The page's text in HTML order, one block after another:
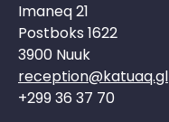
Imaneq 21
Postboks 1622
3900 Nuuk
reception@katuaq.gl
+299 36 37 70